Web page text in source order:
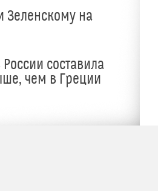
Зеленскому на
составила
чем в Греции